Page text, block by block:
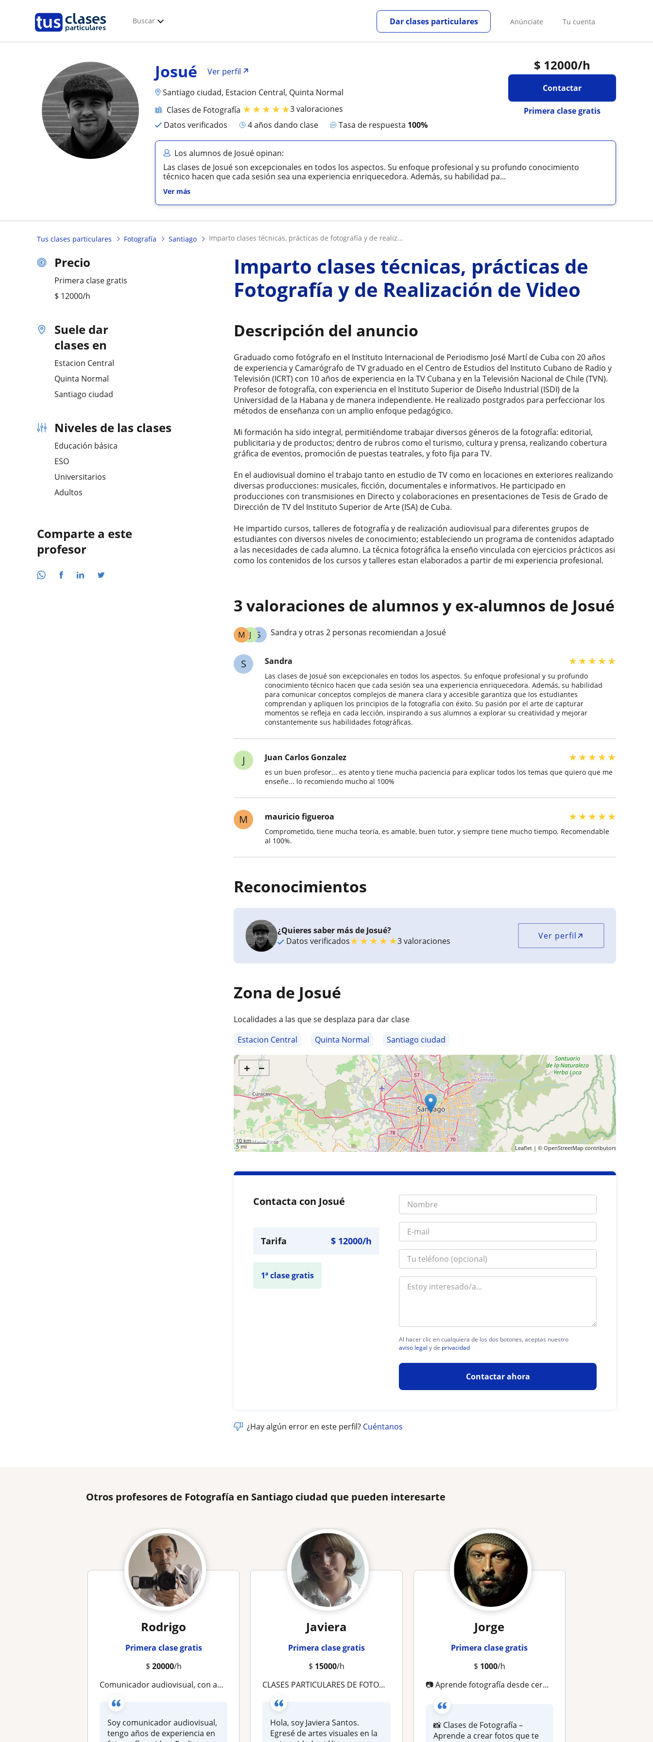
Buscar Anúnciate Tu cuenta
Dar clases particulares
$ 12000/h
Contactar
Primera clase gratis
Josué
Ver perfil
Santiago ciudad, Estacion Central, Quinta Normal
Clases de Fotografía ★★★★★3 valoraciones
Datos verificados
4 años dando clase Tasa de respuesta 100%
Los alumnos de Josué opinan:
Las clases de Josué son excepcionales en todos los aspectos. Su enfoque profesional y su profundo conocimiento
técnico hacen que cada sesión sea una experiencia enriquecedora. Además, su habilidad pa...
Ver más
Tus clases particulares Fotografía Santiago imparto clases técnicas, prácticas de fotografía y de realiz...
Precio
Primera clase gratis
$ 12000/h
Suele dar
clases en
Estacion Central
Quinta Normal
Santiago ciudad
Niveles de las clases
Educación básica
ESO
Universitarios
Adultos
Comparte a este
profesor
Imparto clases técnicas, prácticas de
Fotografía y de Realización de Video
Descripción del anuncio
Graduado como fotógrafo en el Instituto Internacional de Periodismo José Martí de Cuba con 20 años
de experiencia y Camarógrafo de TV graduado en el Centro de Estudios del Instituto Cubano de Radio y
Televisión (ICRT) con 10 años de experiencia en la TV Cubana y en la Televisión Nacional de Chile (TVN).
Profesor de fotografía, con experiencia en el Instituto Superior de Diseño Industrial (ISDI) de la
Universidad de la Habana y de manera independiente. He realizado postgrados para perfeccionar los
métodos de enseñanza con un amplio enfoque pedagógico.
Mi formación ha sido integral, permitiéndome trabajar diversos géneros de la fotografía: editorial,
publicitaria y de productos; dentro de rubros como el turismo, cultura y prensa, realizando cobertura
gráfica de eventos, promoción de puestas teatrales, y foto fija para TV.
En el audiovisual domino el trabajo tanto en estudio de TV como en locaciones en exteriores realizando
diversas producciones: musicales, ficción, documentales e informativos. He participado en
producciones con transmisiones en Directo y colaboraciones en presentaciones de Tesis de Grado de
Dirección de TV del Instituto Superior de Arte (ISA) de Cuba.
He impartido cursos, talleres de fotografía y de realización audiovisual para diferentes grupos de
estudiantes con diversos niveles de conocimiento; estableciendo un programa de contenidos adaptado
a las necesidades de cada alumno. La técnica fotográfica la enseño vinculada con ejercicios prácticos asi
como los contenidos de los cursos y talleres estan elaborados a partir de mi experiencia profesional.
3 valoraciones de alumnos y ex-alumnos de Josué
S
J
M Sandra y otras 2 personas recomiendan a Josué
S Sandra ★★★★★
Las clases de Josué son excepcionales en todos los aspectos. Su enfoque profesional y su profundo
conocimiento técnico hacen que cada sesión sea una experiencia enriquecedora. Además, su habilidad
para comunicar conceptos complejos de manera clara y accesible garantiza que los estudiantes
comprendan y apliquen los principios de la fotografía con éxito. Su pasión por el arte de capturar
momentos se refleja en cada lección, inspirando a sus alumnos a explorar su creatividad y mejorar
constantemente sus habilidades fotográficas.
J Juan Carlos Gonzalez ★★★★★
es un buen profesor... es atento y tiene mucha paciencia para explicar todos los temas que quiero que me
enseñe... lo recomiendo mucho al 100%
M mauricio figueroa ★★★★★
Comprometido, tiene mucha teoría, es amable, buen tutor, y siempre tiene mucho tiempo. Recomendable
al 100%.
Reconocimientos
¿Quieres saber más de Josué?
Datos verificados★★★★★3 valoraciones Ver perfil
Zona de Josué
Localidades a las que se desplaza para dar clase
Estacion Central
Quinta Normal Santiago ciudad
+ −
10 km
5 mi
Leaflet| © OpenStreetMap contributors
Contacta con Josué
Tarifa $ 12000/h
1ª clase gratis
Al hacer clic en cualquiera de los dos botones, aceptas nuestro
aviso legal y de privacidad
Contactar ahora
¿Hay algún error en este perfil? Cuéntanos
Otros profesores de Fotografía en Santiago ciudad que pueden interesarte
Rodrigo
Primera clase gratis
$ 20000/h
Comunicador audiovisual, con años de experiencia, ofrece clases de fotografía
Soy comunicador audiovisual,
tengo años de experiencia en
Javiera
Primera clase gratis
$ 15000/h
CLASES PARTICULARES DE FOTOGRAFÍA APRENDE A USAR TU CÁMARA
Hola, soy Javiera Santos.
Egresé de artes visuales en la
Jorge
Primera clase gratis
$ 1000/h
📷 Aprende fotografía desde cero con clases prácticas y personalizadas
📸 Clases de Fotografía –
Aprende a crear fotos que te